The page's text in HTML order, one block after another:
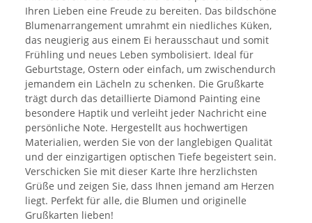
Ihren Lieben eine Freude zu bereiten. Das bildschöne
Blumenarrangement umrahmt ein niedliches Küken,
das neugierig aus einem Ei herausschaut und somit
Frühling und neues Leben symbolisiert. Ideal für
Geburtstage, Ostern oder einfach, um zwischendurch
jemandem ein Lächeln zu schenken. Die Grußkarte
trägt durch das detaillierte Diamond Painting eine
besondere Haptik und verleiht jeder Nachricht eine
persönliche Note. Hergestellt aus hochwertigen
Materialien, werden Sie von der langlebigen Qualität
und der einzigartigen optischen Tiefe begeistert sein.
Verschicken Sie mit dieser Karte Ihre herzlichsten
Grüße und zeigen Sie, dass Ihnen jemand am Herzen
liegt. Perfekt für alle, die Blumen und originelle
Grußkarten lieben!